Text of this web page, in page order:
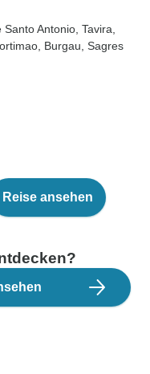
Santo Antonio , Tavira
, Burgau , Sagres
Reise ansehen